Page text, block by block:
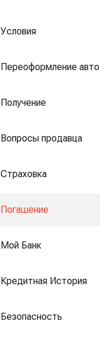
Условия
Переоформление авто
Получение
Вопросы продавца
Страховка
Погашение
Мой Банк
Кредитная История
Безопасность